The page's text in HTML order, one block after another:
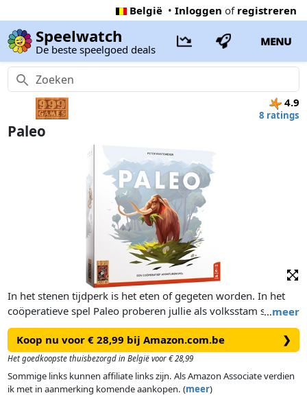
België • Inloggen of registreren
Speelwatch
De beste speelgoed deals
MENU
4.9
8 ratings
Paleo
…meer
In het stenen tijdperk is het eten of gegeten worden. In het
coöperatieve spel Paleo proberen jullie als volksstam samen
te overleven en voortdurend te streven naar vooruitgang.
Maar let op, overal dreigt gevaar: wilde dieren, stormen en
andere volksstammen liggen op de loer. Zullen jullie slagen?
Koop nu voor € 28,99 bij Amazon.com.be ❯
Het goedkoopste thuisbezorgd in België voor € 28,99
Sommige links kunnen affiliate links zijn. Als Amazon Associate verdien
ik met in aanmerking komende aankopen. (meer)